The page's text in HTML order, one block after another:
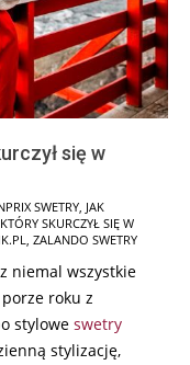
się w
SWETRY, JAK
SKURCZYŁ SIĘ W
, ZALANDO SWETRY
niemal wszystkie
roku z
stylowe swetry
stylizację,